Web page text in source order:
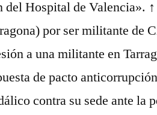
del Hospital de Valencia».
por ser militante de
a una militante en
de pacto
contra su sede ante la